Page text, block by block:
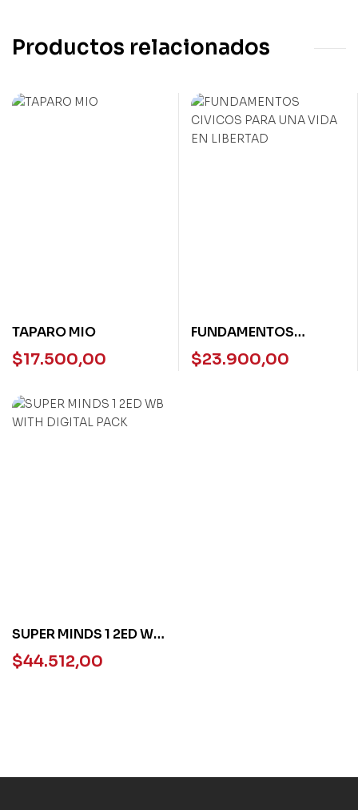
Productos relacionados
TAPARO MIO
$17.500,00
FUNDAMENTOS
CIVICOS PARA UNA
VIDA EN LIBERTAD
$23.900,00
SUPER MINDS 1 2ED WB
WITH DIGITAL PACK
$44.512,00